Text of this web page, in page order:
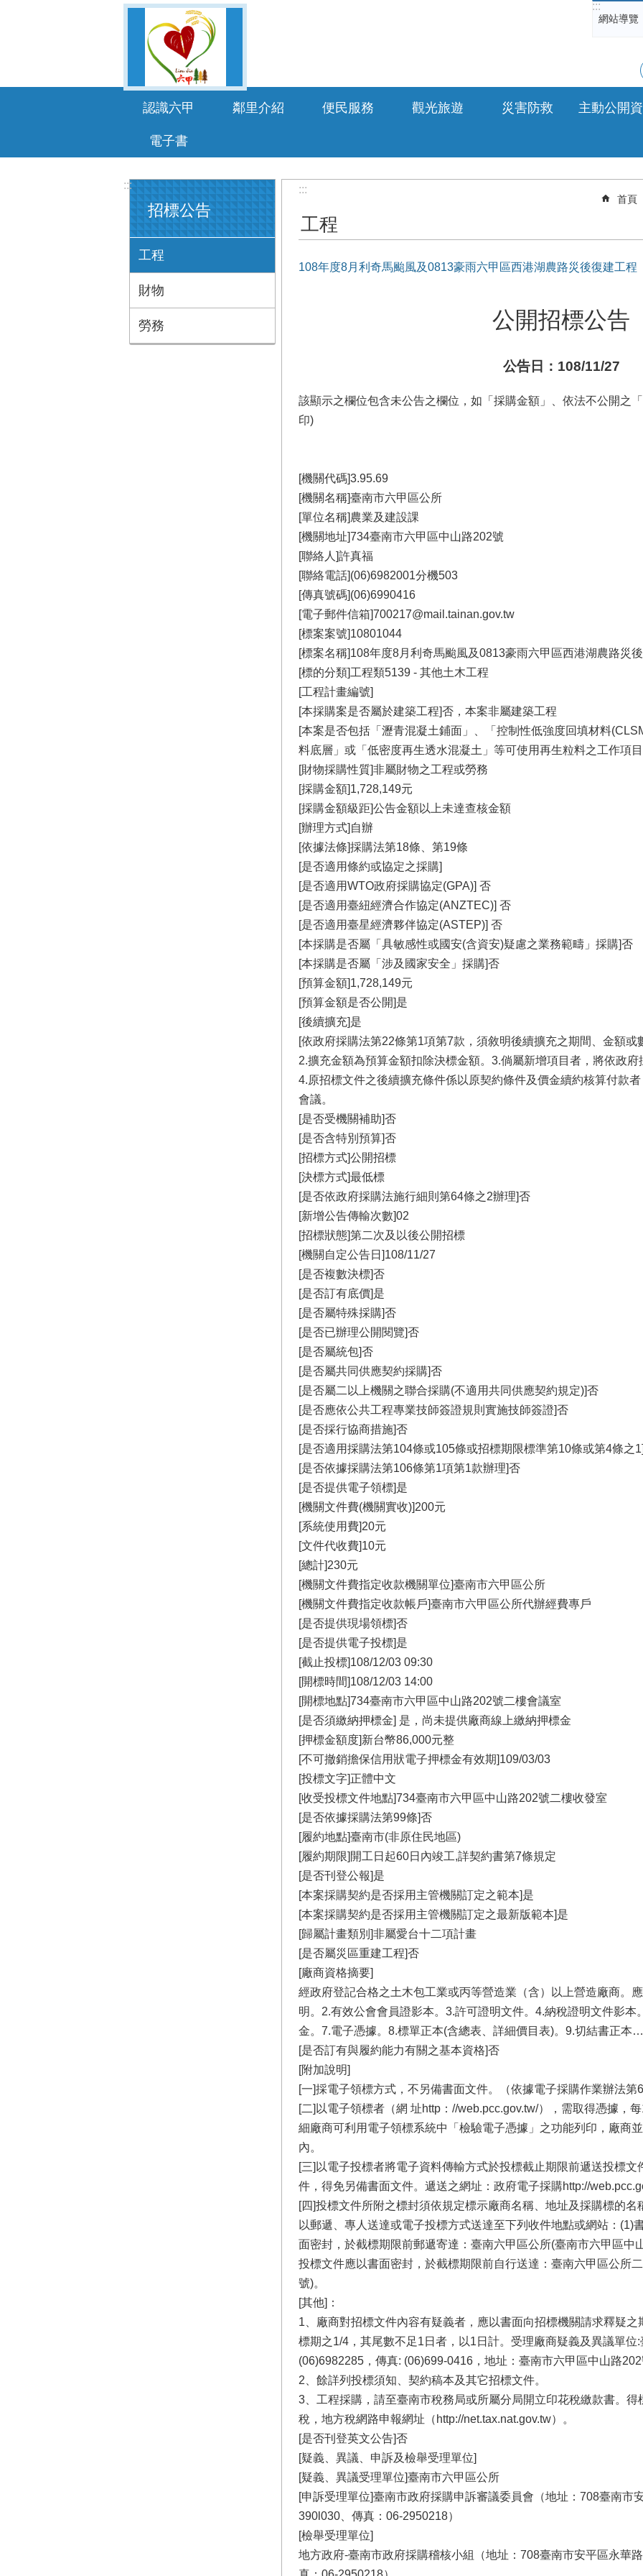
:::
網站導覽
認識六甲 鄰里介紹 便民服務 觀光旅遊 災害防救 主動公開
電子書
:::
招標公告
工程
財物
勞務
:::
首頁
工程
108年度8月利奇馬颱風及0813豪雨六甲區西港湖農路災後復建工程
公開招標公告
公告日：108/11/27
該顯示之欄位包含未公告之欄位，如「採購金額」、依法不公開之
印)
[機關代碼]3.95.69
[機關名稱]臺南市六甲區公所
[單位名稱]農業及建設課
[機關地址]734臺南市六甲區中山路202號
[聯絡人]許真福
[聯絡電話](06)6982001分機503
[傳真號碼](06)6990416
[電子郵件信箱]700217@mail.tainan.gov.tw
[標案案號]10801044
[標案名稱]108年度8月利奇馬颱風及0813豪雨六甲區西港湖農路災
[標的分類]工程類5139 - 其他土木工程
[工程計畫編號]
[本採購案是否屬於建築工程]否，本案非屬建築工程
[本案是否包括「瀝青混凝土鋪面」、「控制性低強度回填材料
料底層」或「低密度再生透水混凝土」等可使用再生粒料之工作項
[財物採購性質]非屬財物之工程或勞務
[採購金額]1,728,149元
[採購金額級距]公告金額以上未達查核金額
[辦理方式]自辦
[依據法條]採購法第18條、第19條
[是否適用條約或協定之採購]
[是否適用WTO政府採購協定(GPA)] 否
[是否適用臺紐經濟合作協定(ANZTEC)] 否
[是否適用臺星經濟夥伴協定(ASTEP)] 否
[本採購是否屬「具敏感性或國安(含資安)疑慮之業務範疇」採購]否
[本採購是否屬「涉及國家安全」採購]否
[預算金額]1,728,149元
[預算金額是否公開]是
[後續擴充]是
[依政府採購法第22條第1項第7款，須敘明後續擴充之期間、金額
2.擴充金額為預算金額扣除決標金額。3.倘屬新增項目者，將依政
4.原招標文件之後續擴充條件係以原契約條件及價金續約核算付款
會議。
[是否受機關補助]否
[是否含特別預算]否
[招標方式]公開招標
[決標方式]最低標
[是否依政府採購法施行細則第64條之2辦理]否
[新增公告傳輸次數]02
[招標狀態]第二次及以後公開招標
[機關自定公告日]108/11/27
[是否複數決標]否
[是否訂有底價]是
[是否屬特殊採購]否
[是否已辦理公開閱覽]否
[是否屬統包]否
[是否屬共同供應契約採購]否
[是否屬二以上機關之聯合採購(不適用共同供應契約規定)]否
[是否應依公共工程專業技師簽證規則實施技師簽證]否
[是否採行協商措施]否
[是否適用採購法第104條或105條或招標期限標準第10條或第4條之
[是否依據採購法第106條第1項第1款辦理]否
[是否提供電子領標]是
[機關文件費(機關實收)]200元
[系統使用費]20元
[文件代收費]10元
[總計]230元
[機關文件費指定收款機關單位]臺南市六甲區公所
[機關文件費指定收款帳戶]臺南市六甲區公所代辦經費專戶
[是否提供現場領標]否
[是否提供電子投標]是
[截止投標]108/12/03 09:30
[開標時間]108/12/03 14:00
[開標地點]734臺南市六甲區中山路202號二樓會議室
[是否須繳納押標金] 是，尚未提供廠商線上繳納押標金
[押標金額度]新台幣86,000元整
[不可撤銷擔保信用狀電子押標金有效期]109/03/03
[投標文字]正體中文
[收受投標文件地點]734臺南市六甲區中山路202號二樓收發室
[是否依據採購法第99條]否
[履約地點]臺南市(非原住民地區)
[履約期限]開工日起60日內竣工,詳契約書第7條規定
[是否刊登公報]是
[本案採購契約是否採用主管機關訂定之範本]是
[本案採購契約是否採用主管機關訂定之最新版範本]是
[歸屬計畫類別]非屬愛台十二項計畫
[是否屬災區重建工程]否
[廠商資格摘要]
經政府登記合格之土木包工業或丙等營造業（含）以上營造廠商。
明。2.有效公會會員證影本。3.許可證明文件。4.納稅證明文件影本
金。7.電子憑據。8.標單正本(含總表、詳細價目表)。9.切結書正本
[是否訂有與履約能力有關之基本資格]否
[附加說明]
[一]採電子領標方式，不另備書面文件。（依據電子採購作業辦法第
[二]以電子領標者（網 址http：//web.pcc.gov.tw/），需取得憑據，
細廠商可利用電子領標系統中「檢驗電子憑據」之功能列印，廠商
內。
[三]以電子投標者將電子資料傳輸方式於投標截止期限前遞送投標
件，得免另備書面文件。遞送之網址：政府電子採購http://
[四]投標文件所附之標封須依規定標示廠商名稱、地址及採購標的
以郵遞、專人送達或電子投標方式送達至下列收件地點或網站：(1)
面密封，於截標期限前郵遞寄達：臺南六甲區公所(臺南市六甲區中
投標文件應以書面密封，於截標期限前自行送達：臺南六甲區公所
號)。
[其他]：
1、廠商對招標文件內容有疑義者，應以書面向招標機關請求釋疑
標期之1/4，其尾數不足1日者，以1日計。受理廠商疑義及異議單位
(06)6982285，傳真: (06)699-0416，地址：臺南市六甲區中山路
2、餘詳列投標須知、契約稿本及其它招標文件。
3、工程採購，請至臺南市稅務局或所屬分局開立印花稅繳款書。
稅，地方稅網路申報網址（http://net.tax.nat.gov.tw）。
[是否刊登英文公告]否
[疑義、異議、申訴及檢舉受理單位]
[疑義、異議受理單位]臺南市六甲區公所
[申訴受理單位]臺南市政府採購申訴審議委員會（地址：708臺南市
390l030、傳真：06-2950218）
[檢舉受理單位]
地方政府-臺南市政府採購稽核小組（地址：708臺南市安平區永華